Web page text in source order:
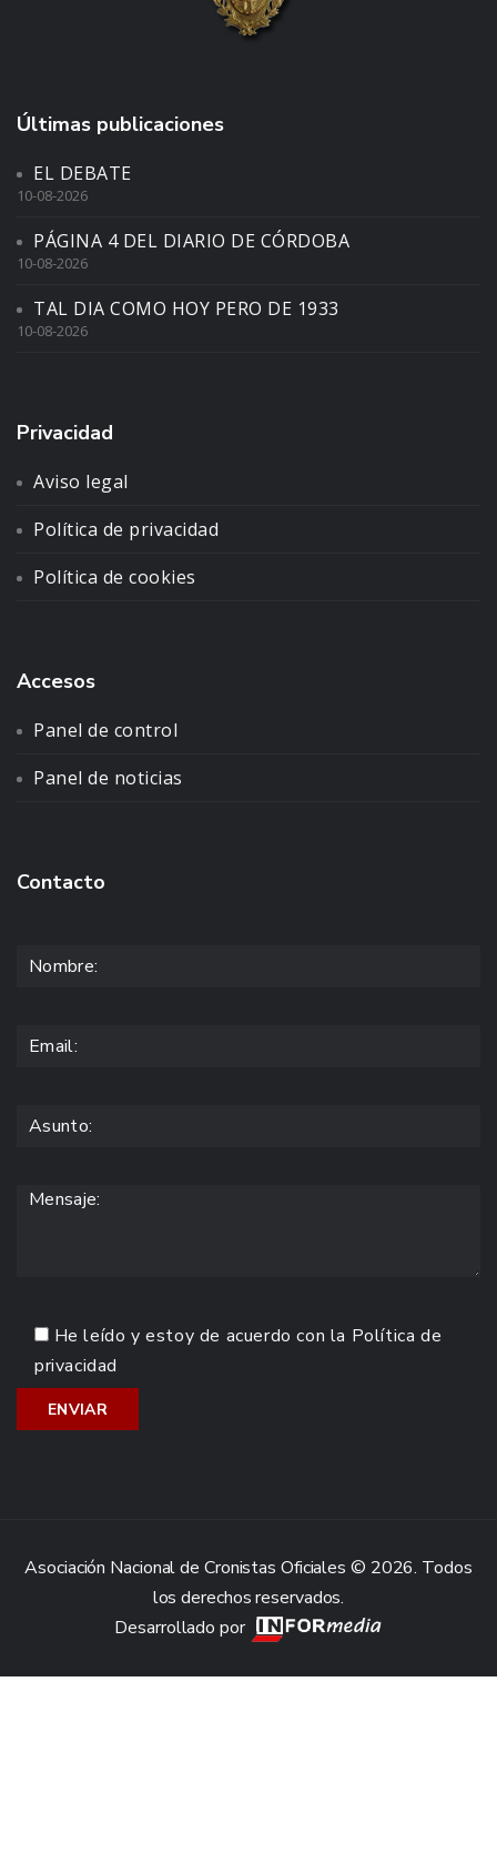
Últimas publicaciones
EL DEBATE
10-08-2026
PÁGINA 4 DEL DIARIO DE CÓRDOBA
10-08-2026
TAL DIA COMO HOY PERO DE 1933
10-08-2026
Privacidad
Aviso legal
Política de privacidad
Política de cookies
Accesos
Panel de control
Panel de noticias
Contacto
He leído y estoy de acuerdo con la Política de
privacidad
Asociación Nacional de Cronistas Oficiales © 2026. Todos
los derechos reservados.
Desarrollado por